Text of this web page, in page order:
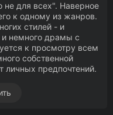
не для всех". Наверное
к одному из жанров.
стилей - и
немного драмы с
к просмотру всем
собственной
личных предпочтений.